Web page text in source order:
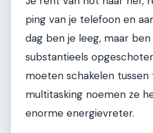
ping van je telefoon en
dag ben je leeg, maar
substantieels
moeten schakelen tussen
multitasking noemen ze
enorme energievreter.